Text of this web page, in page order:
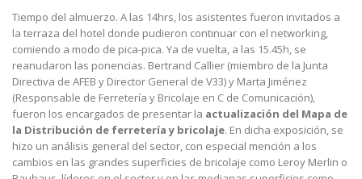
Tiempo del almuerzo. A las 14hrs, los asistentes fueron invitados a
la terraza del hotel donde pudieron continuar con el networking,
comiendo a modo de pica-pica. Ya de vuelta, a las 15.45h, se
reanudaron las ponencias. Bertrand Callier (miembro de la Junta
Directiva de AFEB y Director General de V33) y Marta Jiménez
(Responsable de Ferretería y Bricolaje en C de Comunicación),
fueron los encargados de presentar la actualización del Mapa de
la Distribución de ferretería y bricolaje. En dicha exposición, se
hizo un análisis general del sector, con especial mención a los
cambios en las grandes superficies de bricolaje como Leroy Merlin o